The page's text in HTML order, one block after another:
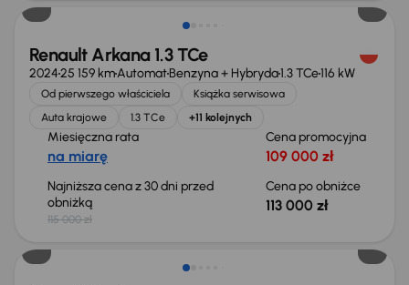
Renault Arkana 1.3 TCe
202425 159 kmAutomatBenzyna + Hybryda1.3 TCe116 kW
Od pierwszego właściciela
Książka serwisowa
Auta krajowe
1.3 TCe +11 kolejnych
Miesięczna rata
na miarę
Cena promocyjna
109 000 zł
Najniższa cena z 30 dni przed
obniżką
115 000 zł
Cena po obniżce
113 000 zł